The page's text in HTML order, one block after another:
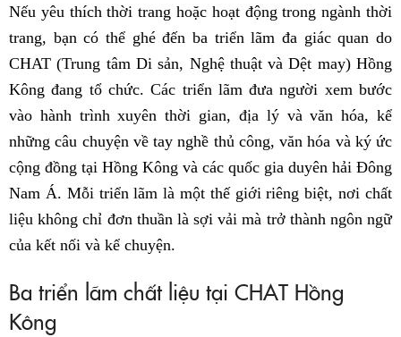
Nếu yêu thích thời trang hoặc hoạt động trong ngành thời
trang, bạn có thể ghé đến ba triển lãm đa giác quan do
CHAT (Trung tâm Di sản, Nghệ thuật và Dệt may) Hồng
Kông đang tổ chức. Các triển lãm đưa người xem bước
vào hành trình xuyên thời gian, địa lý và văn hóa, kể
những câu chuyện về tay nghề thủ công, văn hóa và ký ức
cộng đồng tại Hồng Kông và các quốc gia duyên hải Đông
Nam Á. Mỗi triển lãm là một thế giới riêng biệt, nơi chất
liệu không chỉ đơn thuần là sợi vải mà trở thành ngôn ngữ
của kết nối và kể chuyện.
Ba triển lãm chất liệu tại CHAT Hồng
Kông